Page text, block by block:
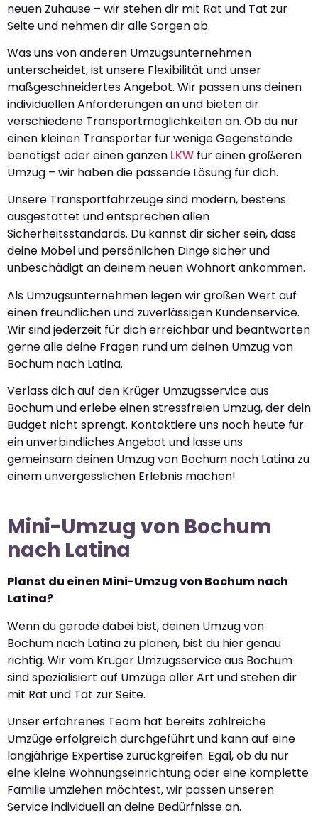
neuen Zuhause – wir stehen dir mit Rat und Tat zur
Seite und nehmen dir alle Sorgen ab.
Was uns von anderen Umzugsunternehmen
unterscheidet, ist unsere Flexibilität und unser
maßgeschneidertes Angebot. Wir passen uns deinen
individuellen Anforderungen an und bieten dir
verschiedene Transportmöglichkeiten an. Ob du nur
einen kleinen Transporter für wenige Gegenstände
benötigst oder einen ganzen LKW für einen größeren
Umzug – wir haben die passende Lösung für dich.
Unsere Transportfahrzeuge sind modern, bestens
ausgestattet und entsprechen allen
Sicherheitsstandards. Du kannst dir sicher sein, dass
deine Möbel und persönlichen Dinge sicher und
unbeschädigt an deinem neuen Wohnort ankommen.
Als Umzugsunternehmen legen wir großen Wert auf
einen freundlichen und zuverlässigen Kundenservice.
Wir sind jederzeit für dich erreichbar und beantworten
gerne alle deine Fragen rund um deinen Umzug von
Bochum nach Latina.
Verlass dich auf den Krüger Umzugsservice aus
Bochum und erlebe einen stressfreien Umzug, der dein
Budget nicht sprengt. Kontaktiere uns noch heute für
ein unverbindliches Angebot und lasse uns
gemeinsam deinen Umzug von Bochum nach Latina zu
einem unvergesslichen Erlebnis machen!
Mini-Umzug von Bochum
nach Latina
Planst du einen Mini-Umzug von Bochum nach
Latina?
Wenn du gerade dabei bist, deinen Umzug von
Bochum nach Latina zu planen, bist du hier genau
richtig. Wir vom Krüger Umzugsservice aus Bochum
sind spezialisiert auf Umzüge aller Art und stehen dir
mit Rat und Tat zur Seite.
Unser erfahrenes Team hat bereits zahlreiche
Umzüge erfolgreich durchgeführt und kann auf eine
langjährige Expertise zurückgreifen. Egal, ob du nur
eine kleine Wohnungseinrichtung oder eine komplette
Familie umziehen möchtest, wir passen unseren
Service individuell an deine Bedürfnisse an.